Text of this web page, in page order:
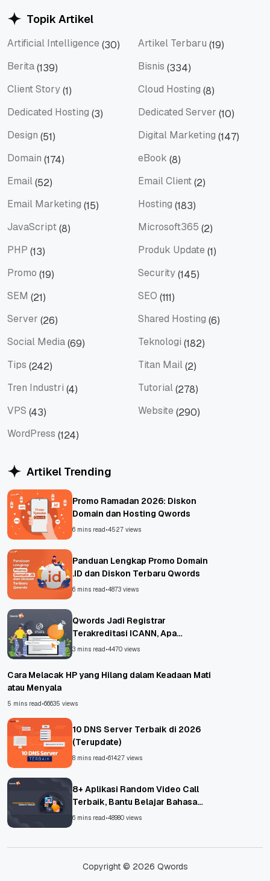
Topik Artikel
Artificial Intelligence (30) Artikel Terbaru (19)
Berita(139) Bisnis (334)
Client Story(1) Cloud Hosting (8)
Dedicated Hosting (3) Dedicated Server (10)
Design (51) Digital Marketing (147)
Domain (174) eBook (8)
Email(52) Email Client(2)
Email Marketing (15) Hosting (183)
JavaScript(8) Microsoft365 (2)
PHP (13) Produk Update (1)
Promo (19) Security(145)
SEM (21) SEO (111)
Server (26) Shared Hosting (6)
Social Media(69) Teknologi (182)
Tips (242) Titan Mail(2)
Tren Industri (4) Tutorial(278)
VPS (43) Website (290)
WordPress (124)
Artikel Trending
Promo Ramadan 2026: Diskon
Domain dan Hosting Qwords
6 mins read•4527 views
Panduan Lengkap Promo Domain
.ID dan Diskon Terbaru Qwords
6 mins read•4873 views
Qwords Jadi Registrar
Terakreditasi ICANN, Apa
Untungnya?
3 mins read•4470 views
Cara Melacak HP yang Hilang dalam Keadaan Mati
atau Menyala
5 mins read•66635 views
10 DNS Server Terbaik di 2026
(Terupdate)
8 mins read•61427 views
8+ Aplikasi Random Video Call
Terbaik, Bantu Belajar Bahasa
Asing!
6 mins read•48980 views
Copyright © 2026 Qwords